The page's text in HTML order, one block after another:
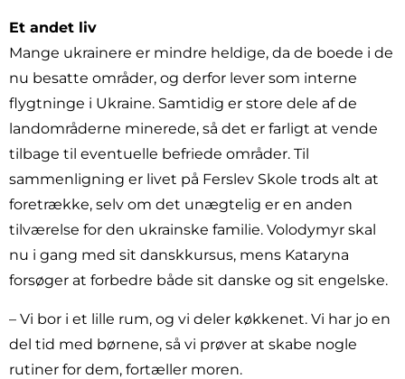
Et andet liv
Mange ukrainere er mindre heldige, da de boede i de
nu besatte områder, og derfor lever som interne
flygtninge i Ukraine. Samtidig er store dele af de
landområderne minerede, så det er farligt at vende
tilbage til eventuelle befriede områder. Til
sammenligning er livet på Ferslev Skole trods alt at
foretrække, selv om det unægtelig er en anden
tilværelse for den ukrainske familie. Volodymyr skal
nu i gang med sit danskkursus, mens Kataryna
forsøger at forbedre både sit danske og sit engelske.
– Vi bor i et lille rum, og vi deler køkkenet. Vi har jo en
del tid med børnene, så vi prøver at skabe nogle
rutiner for dem, fortæller moren.